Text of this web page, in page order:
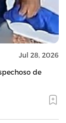
Jul 28, 2026
de